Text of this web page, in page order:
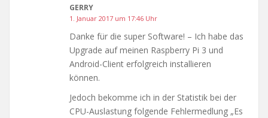
GERRY
1. Januar 2017 um 17:46 Uhr
Danke für die super Software! – Ich habe das
Upgrade auf meinen Raspberry Pi 3 und
Android-Client erfolgreich installieren
können.
Jedoch bekomme ich in der Statistik bei der
CPU-Auslastung folgende Fehlermedlung „Es